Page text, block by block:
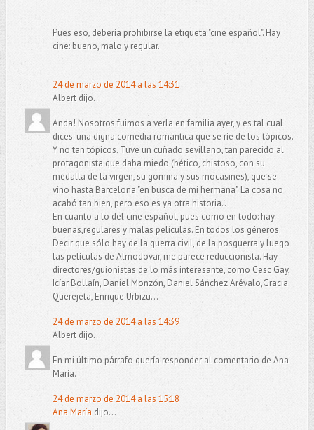
Pues eso, debería prohibirse la etiqueta "cine español". Hay
cine: bueno, malo y regular.
24 de marzo de 2014 a las 14:31
Albert dijo...
Anda! Nosotros fuimos a verla en familia ayer, y es tal cual
dices: una digna comedia romántica que se ríe de los tópicos.
Y no tan tópicos. Tuve un cuñado sevillano, tan parecido al
protagonista que daba miedo (bético, chistoso, con su
medalla de la virgen, su gomina y sus mocasines), que se
vino hasta Barcelona "en busca de mi hermana". La cosa no
acabó tan bien, pero eso es ya otra historia...
En cuanto a lo del cine español, pues como en todo: hay
buenas,regulares y malas películas. En todos los géneros.
Decir que sólo hay de la guerra civil, de la posguerra y luego
las películas de Almodovar, me parece reduccionista. Hay
directores/guionistas de lo más interesante, como Cesc Gay,
Icíar Bollaín, Daniel Monzón, Daniel Sánchez Arévalo,Gracia
Querejeta, Enrique Urbizu...
24 de marzo de 2014 a las 14:39
Albert dijo...
En mi último párrafo quería responder al comentario de Ana
María.
24 de marzo de 2014 a las 15:18
Ana María dijo...